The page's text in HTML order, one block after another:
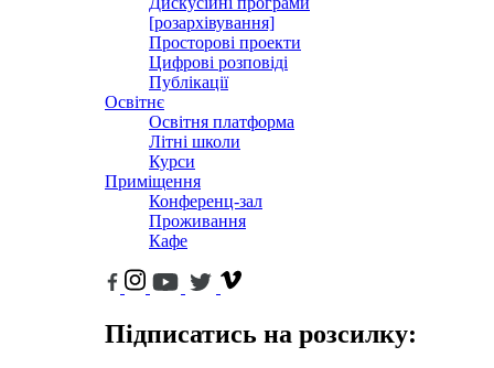
[розархівування]
Просторові проекти
Цифрові розповіді
Публікації
Освітнє
Освітня платформа
Літні школи
Курси
Приміщення
Конференц-зал
Проживання
Кафе
Підписатись на розсилку: